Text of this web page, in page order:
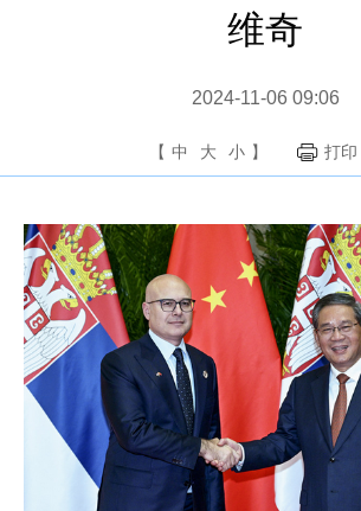
维奇
2024-11-06 09:06
【 中 大 小 】 打印